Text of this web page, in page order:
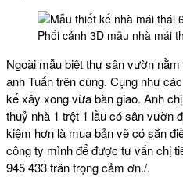
Phối cảnh 3D mẫu nhà mái
Ngoài mẫu biệt thự sân vườn
anh Tuấn trên cùng. Cụng như
kế xây xong vừa bàn giao. Anh
thuỷ nhà 1 trệt 1 lầu có sân vườn
kiệm hơn là mua bản vẽ có sẵn
công ty mình để được tư vấn chị
945 433 trân trọng cảm ơn./.